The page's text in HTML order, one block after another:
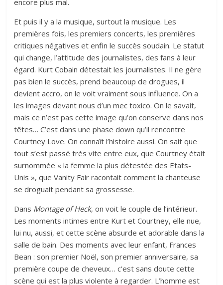
encore plus mal.
Et puis il y a la musique, surtout la musique. Les
premières fois, les premiers concerts, les premières
critiques négatives et enfin le succès soudain. Le statut
qui change, l’attitude des journalistes, des fans à leur
égard. Kurt Cobain détestait les journalistes. Il ne gère
pas bien le succès, prend beaucoup de drogues, il
devient accro, on le voit vraiment sous influence. On a
les images devant nous d’un mec toxico. On le savait,
mais ce n’est pas cette image qu’on conserve dans nos
têtes… C’est dans une phase down qu’il rencontre
Courtney Love. On connaît l’histoire aussi. On sait que
tout s’est passé très vite entre eux, que Courtney était
surnommée « la femme la plus détestée des Etats-
Unis », que Vanity Fair racontait comment la chanteuse
se droguait pendant sa grossesse.
Dans Montage of Heck, on voit le couple de l’intérieur.
Les moments intimes entre Kurt et Courtney, elle nue,
lui nu, aussi, et cette scène absurde et adorable dans la
salle de bain. Des moments avec leur enfant, Frances
Bean : son premier Noël, son premier anniversaire, sa
première coupe de cheveux… c’est sans doute cette
scène qui est la plus violente à regarder. L’homme est